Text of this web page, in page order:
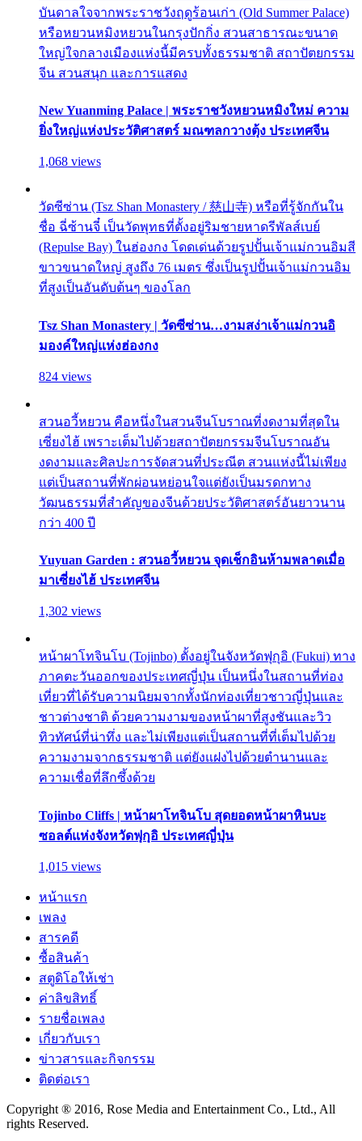
บันดาลใจจากพระราชวังฤดูร้อนเก่า (Old Summer Palace)
หรือหยวนหมิงหยวนในกรุงปักกิ่ง สวนสาธารณะขนาด
ใหญ่ใจกลางเมืองแห่งนี้มีครบทั้งธรรมชาติ สถาปัตยกรรม
จีน สวนสนุก และการแสดง
New Yuanming Palace | พระราชวังหยวนหมิงใหม่ ความ
ยิ่งใหญ่แห่งประวัติศาสตร์ มณฑลกวางตุ้ง ประเทศจีน
1,068 views
วัดซีซ่าน (Tsz Shan Monastery / 慈山寺) หรือที่รู้จักกันใน
ชื่อ ฉี่ซ้านจี๋ เป็นวัดพุทธที่ตั้งอยู่ริมชายหาดรีพัลส์เบย์
(Repulse Bay) ในฮ่องกง โดดเด่นด้วยรูปปั้นเจ้าแม่กวนอิมสี
ขาวขนาดใหญ่ สูงถึง 76 เมตร ซึ่งเป็นรูปปั้นเจ้าแม่กวนอิม
ที่สูงเป็นอันดับต้นๆ ของโลก
Tsz Shan Monastery | วัดซีซ่าน…งามสง่าเจ้าแม่กวนอิ
มองค์ใหญ่แห่งฮ่องกง
824 views
สวนอวี้หยวน คือหนึ่งในสวนจีนโบราณที่งดงามที่สุดใน
เซี่ยงไฮ้ เพราะเต็มไปด้วยสถาปัตยกรรมจีนโบราณอัน
งดงามและศิลปะการจัดสวนที่ประณีต สวนแห่งนี้ไม่เพียง
แต่เป็นสถานที่พักผ่อนหย่อนใจแต่ยังเป็นมรดกทาง
วัฒนธรรมที่สำคัญของจีนด้วยประวัติศาสตร์อันยาวนาน
กว่า 400 ปี
Yuyuan Garden : สวนอวี้หยวน จุดเช็กอินห้ามพลาดเมื่อ
มาเซี่ยงไฮ้ ประเทศจีน
1,302 views
หน้าผาโทจินโบ (Tojinbo) ตั้งอยู่ในจังหวัดฟุกุอิ (Fukui) ทาง
ภาคตะวันออกของประเทศญี่ปุ่น เป็นหนึ่งในสถานที่ท่อง
เที่ยวที่ได้รับความนิยมจากทั้งนักท่องเที่ยวชาวญี่ปุ่นและ
ชาวต่างชาติ ด้วยความงามของหน้าผาที่สูงชันและวิว
ทิวทัศน์ที่น่าทึ่ง และไม่เพียงแต่เป็นสถานที่ที่เต็มไปด้วย
ความงามจากธรรมชาติ แต่ยังแฝงไปด้วยตำนานและ
ความเชื่อที่ลึกซึ้งด้วย
Tojinbo Cliffs | หน้าผาโทจินโบ สุดยอดหน้าผาหินบะ
ซอลต์แห่งจังหวัดฟุกุอิ ประเทศญี่ปุ่น
1,015 views
หน้าแรก
เพลง
สารคดี
ซื้อสินค้า
สตูดิโอให้เช่า
ค่าลิขสิทธิ์
รายชื่อเพลง
เกี่ยวกับเรา
ข่าวสารและกิจกรรม
ติดต่อเรา
Copyright ® 2016, Rose Media and Entertainment Co., Ltd., All
rights Reserved.